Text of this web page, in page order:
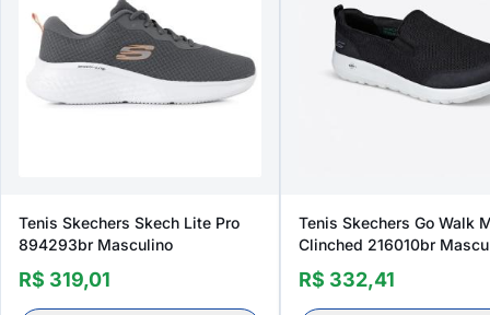
Tenis Skechers Skech Lite Pro
894293br Masculino
R$ 319,01
Tenis Skechers Go Walk
Clinched 216010br
R$ 332,41